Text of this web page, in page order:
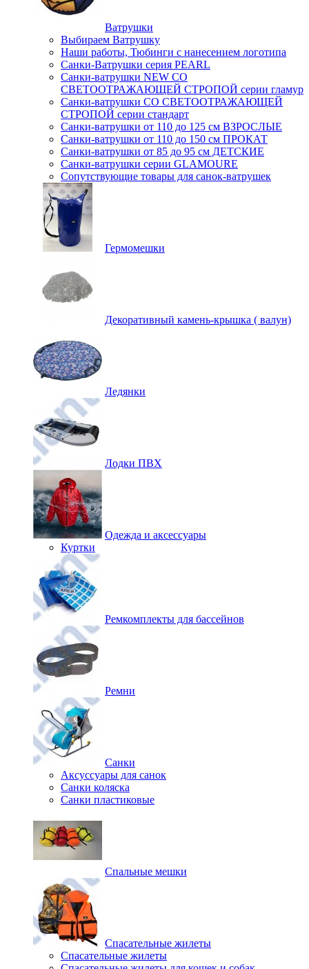
Ватрушки
Выбираем Ватрушку
Наши работы, Тюбинги с нанесением логотипа
Санки-Ватрушки серия PEARL
Санки-ватрушки NEW СО
СВЕТООТРАЖАЮЩЕЙ СТРОПОЙ серии гламур
Санки-ватрушки СО СВЕТООТРАЖАЮЩЕЙ
СТРОПОЙ серии стандарт
Санки-ватрушки от 110 до 125 см ВЗРОСЛЫЕ
Санки-ватрушки от 110 до 150 см ПРОКАТ
Санки-ватрушки от 85 до 95 см ДЕТСКИЕ
Санки-ватрушки серии GLAMOURE
Сопутствующие товары для санок-ватрушек
Гермомешки
Декоративный камень-крышка ( валун)
Ледянки
Лодки ПВХ
Одежда и аксессуары
Куртки
Ремкомплекты для бассейнов
Ремни
Санки
Аксуссуары для санок
Санки коляска
Санки пластиковые
Спальные мешки
Спасательные жилеты
Спасательные жилеты